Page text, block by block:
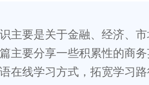
主要是关于金融、经济、
主要分享一些积累性的商
在线学习方式，拓宽学习